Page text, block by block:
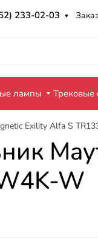
233-02-03
лампы Трековые
Exility Alfa S
W